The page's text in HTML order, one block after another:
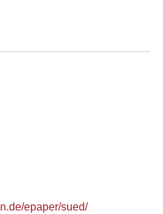
epaper/sued/